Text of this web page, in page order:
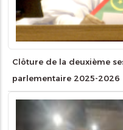
Clôture de la deuxième
parlementaire 2025-2026